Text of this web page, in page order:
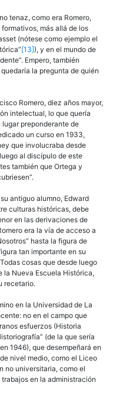
tenaz, como era Romero,
más allá de los
(nótese como ejemplo el
[13]), y en el mundo de
Empero, también
la pregunta de quién
Romero, diez años mayor,
intelectual, lo que quería
lugar preponderante de
un curso en 1933,
que involucraba desde
al discípulo de este
también que Ortega y
antiguo alumno, Edward
culturas históricas, debe
en las derivaciones de
era la vía de acceso a
hasta la figura de
tan importante en su
cosas que desde luego
la Nueva Escuela Histórica,
recetario.
en la Universidad de La
no en el campo que
esfuerzos (Historia
(de la que sería
1946), que desempeñará en
nivel medio, como el Liceo
no universitaria, como el
en la administración